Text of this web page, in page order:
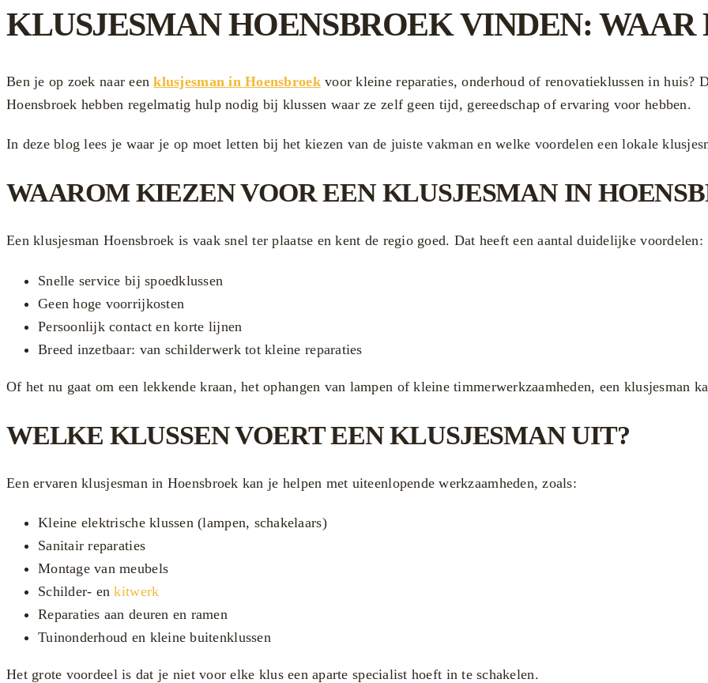
KLUSJESMAN HOENSBROEK VINDEN: WAAR
Ben je op zoek naar eenklusjesman in Hoensbroekvoor kleine reparaties, onderhoud of renovatieklussen in huis?
Hoensbroek hebben regelmatig hulp nodig bij klussen waar ze zelf geen tijd, gereedschap of ervaring voor hebben.
In deze blog lees je waar je op moet letten bij het kiezen van de juiste vakman en welke voordelen een lokale
WAAROM KIEZEN VOOR EEN KLUSJESMAN IN
Een klusjesman Hoensbroek is vaak snel ter plaatse en kent de regio goed. Dat heeft een aantal duidelijke voordelen:
Snelle service bij spoedklussen
Geen hoge voorrijkosten
Persoonlijk contact en korte lijnen
Breed inzetbaar: van schilderwerk tot kleine reparaties
Of het nu gaat om een lekkende kraan, het ophangen van lampen of kleine timmerwerkzaamheden, een klusjesman
WELKE KLUSSEN VOERT EEN KLUSJESMAN UIT?
Een ervaren klusjesman in Hoensbroek kan je helpen met uiteenlopende werkzaamheden, zoals:
Kleine elektrische klussen (lampen, schakelaars)
Sanitair reparaties
Montage van meubels
Schilder- enkitwerk
Reparaties aan deuren en ramen
Tuinonderhoud en kleine buitenklussen
Het grote voordeel is dat je niet voor elke klus een aparte specialist hoeft in te schakelen.